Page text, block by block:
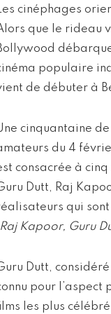
cinéphages
que le rideau
populaire
de débuter à
cinquantaine
du 4
consacrée à
Dutt, Raj
qui
Raj Kapoor, Guru
Dutt,
pour l’aspect
les plus